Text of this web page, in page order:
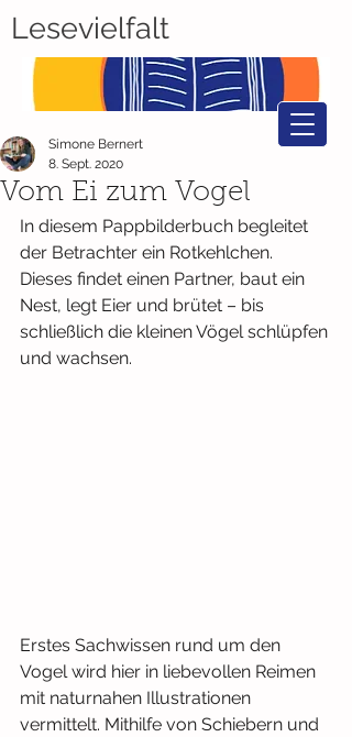
Lesevielfalt
Vom Ei zum Vogel
Simone Bernert
8. Sept. 2020
In diesem Pappbilderbuch begleitet
der Betrachter ein Rotkehlchen.
Dieses findet einen Partner, baut ein
Nest, legt Eier und brütet – bis
schließlich die kleinen Vögel schlüpfen
und wachsen.
Erstes Sachwissen rund um den
Vogel wird hier in liebevollen Reimen
mit naturnahen Illustrationen
vermittelt. Mithilfe von Schiebern und